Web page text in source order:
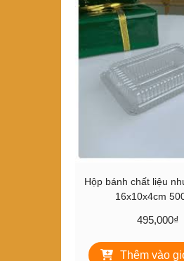
Hộp bánh chất liệu
16x10x4cm
495,000₫
Thêm vào